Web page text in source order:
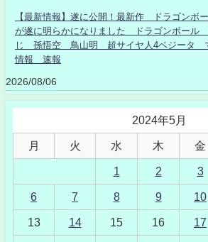
【最新情報】遂に公開！最新作 ドラゴンボ
が遂に明らかになりました ドラゴンボール
じ 孫悟空 鳥山明 超サイヤ人4ベジータ
情報 速報
2026/08/06
2024年5月
月 火 水 木 金
1 2 3
6 7 8 9 10
13 14 15 16 17